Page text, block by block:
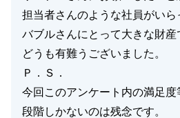
担当者さんのような社員がいら
バブルさんにとって大きな財産
どうも有難うございました。
Ｐ．Ｓ．
今回このアンケート内の満足度
段階しかないのは残念です。